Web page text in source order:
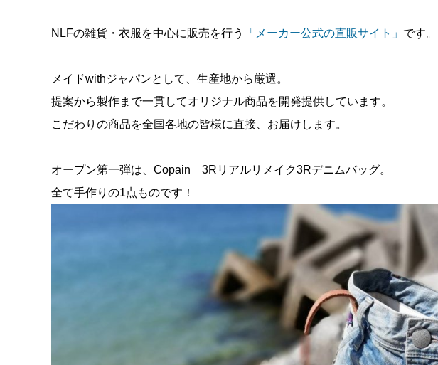
NLFの雑貨・衣服を中心に販売を行う 「メーカー公式の直販サイト」 です。
メイドwithジャパンとして、生産地から厳選。
提案から製作まで一貫してオリジナル商品を開発提供しています。
こだわりの商品を全国各地の皆様に直接、お届けします。
オープン第一弾は、Copain 3Rリアルリメイク3Rデニムバッグ。
全て手作りの1点ものです！